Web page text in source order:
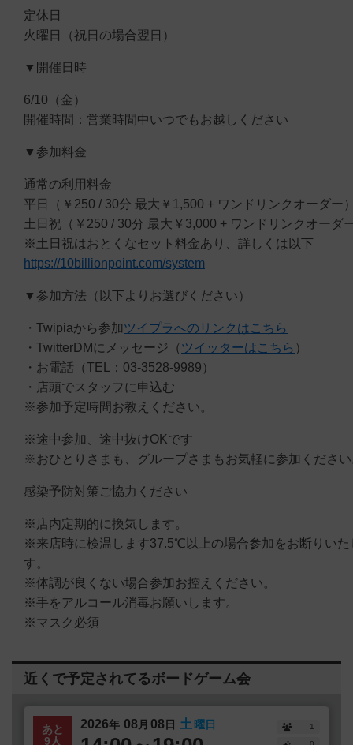
定休日
火曜日（祝日の場合翌日）
▼開催日時
6/10（金）
開催時間：営業時間中いつでもお越しください
▼参加料金
通常の利用料金
平日（￥250 / 30分 最大￥1,500 + ワンドリンクオーダー
土日祝（￥250 / 30分 最大￥3,000 + ワンドリンクオーダ
※土日祝はおとくなセット料金あり、詳しくは以下
https://10billionpoint.com/system
▼参加方法（以下よりお選びください）
・Twipiaから参加ツイプラへのリンクはこちら
・TwitterDMにメッセージ（ ツイッターはこちら ）
・お電話（TEL：03-3528-9989）
・店頭でスタッフに申込む
※参加予定時間お教えください。
※途中参加、途中抜けOKです
※おひとりさまも、グループさまもお気軽に参加くださ
感染予防対策ご協力ください
※店内定期的に換気します。
※来店時に検温します37.5℃以上の場合参加をお断りいた
す。
※体調が良くない場合参加お控えください。
※手をアルコール消毒お願いします。
※マスク必須
近くで予定されてるボードゲーム会
あと
9人
2026年 08 月 08日 土曜日
1